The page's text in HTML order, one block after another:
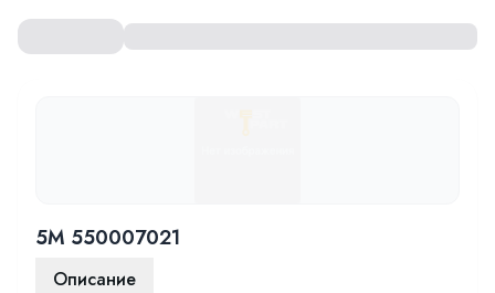
5M 550007021
Описание